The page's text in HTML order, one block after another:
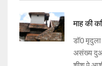
माह की
डॉ0
असंख्य